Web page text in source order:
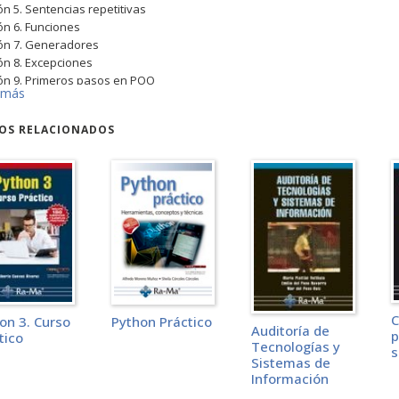
5. Sentencias repetitivas
6. Funciones
7. Generadores
8. Excepciones
9. Primeros pasos en POO
10. Constructores y encapsulamiento
12. Polimorfismo
14. Módulos y paquetes
15. Archivos de texto
16. Archivos binarios
17. Ventanas
18. Controles UI
19. Texto multilínea y botones
20. Variables UI
21. Radiobuttons y heckbuttons
22. Menús, ventanas y xplorador
23. Explorador y listas de opciones
RELACIONADOS
3. Curso
Python Práctico
Auditoría de
Tecnologías y
Sistemas de
Información